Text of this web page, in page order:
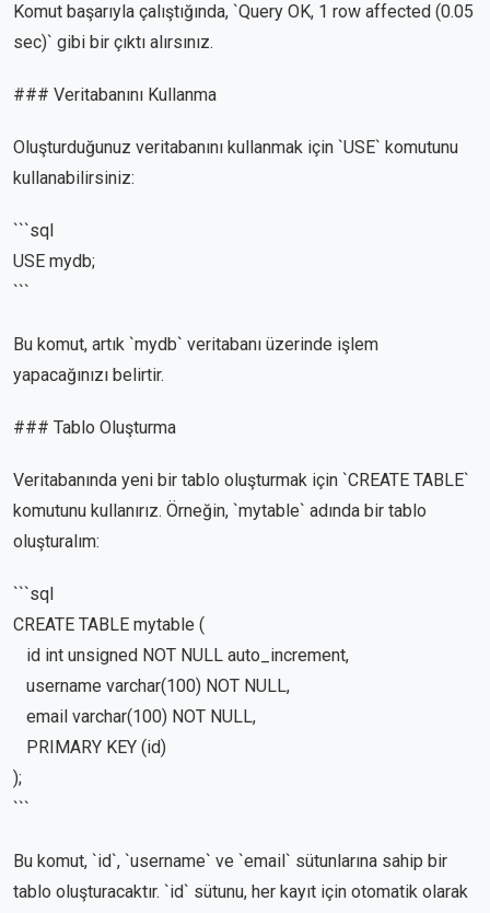
Komut başarıyla çalıştığında, `Query OK, 1 row affected (0.05
sec)` gibi bir çıktı alırsınız.
### Veritabanını Kullanma
Oluşturduğunuz veritabanını kullanmak için `USE` komutunu
kullanabilirsiniz:
```sql
USE mydb;
```
Bu komut, artık `mydb` veritabanı üzerinde işlem
yapacağınızı belirtir.
### Tablo Oluşturma
Veritabanında yeni bir tablo oluşturmak için `CREATE TABLE`
komutunu kullanırız. Örneğin, `mytable` adında bir tablo
oluşturalım:
```sql
CREATE TABLE mytable (
id int unsigned NOT NULL auto_increment,
username varchar(100) NOT NULL,
email varchar(100) NOT NULL,
PRIMARY KEY (id)
);
```
Bu komut, `id`, `username` ve `email` sütunlarına sahip bir
tablo oluşturacaktır. `id` sütunu, her kayıt için otomatik olarak